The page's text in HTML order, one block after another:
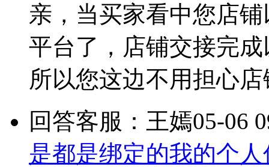
亲，当买家看中您店
平台了，店铺交接完
所以您这边不用担心
回答客服：王嫣05-06
是都是绑定的我的个